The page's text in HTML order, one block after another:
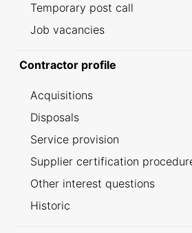
Temporary post call
Job vacancies
Contractor profile
Acquisitions
Disposals
Service provision
Supplier certification
Other interest questions
Historic